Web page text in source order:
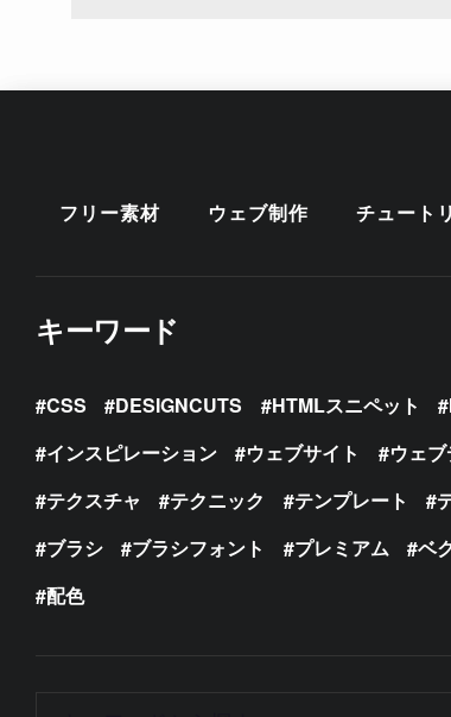
フリー素材 ウェブ制作 チュート
キーワード
CSS DESIGNCUTS HTMLスニペット
インスピレーション
ウェブサイト ウェ
テクスチャ
テクニック テンプレート
ブラシ
ブラシフォント プレミアム ベ
配色